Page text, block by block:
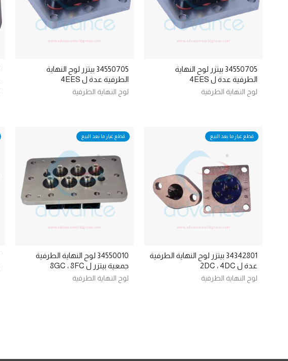
34550705 بيتزر لوح النهاية
الطرفية عدة ل 4EES
لوح النهاية الطرفية
34550705 بيتزر لوح النهاية
الطرفية عدة ل 4EES
لوح النهاية الطرفية
قطع غيار ما بعد البيع
34342801 بيتزر لوح النهاية الطرفية
عدة ل 2DC ، 4DC
لوح النهاية الطرفية
قطع غيار ما بعد البيع
34550010 لوح النهاية الطرفية
جمعية بيتزر ل 8GC ، 8FC
لوح النهاية الطرفية